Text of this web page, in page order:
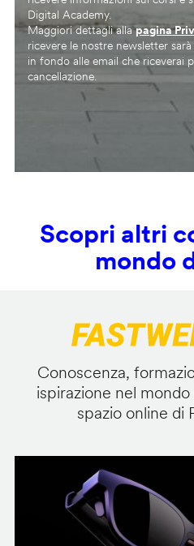
Digital Academy.
Maggiori dettagli allapagina
ricevere le nostre newsletter
in fondo alle email che riceverai
cancellazione.
Scopri altri
mondo
Conoscenza,
ispirazione nel
spazio online di